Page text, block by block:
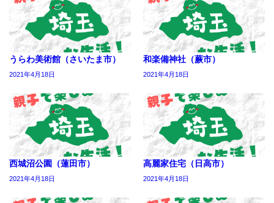
うらわ美術館（さいたま市）
2021年4月18日
和楽備神社（蕨市）
2021年4月18日
西城沼公園（蓮田市）
2021年4月18日
高麗家住宅（日高市）
2021年4月18日